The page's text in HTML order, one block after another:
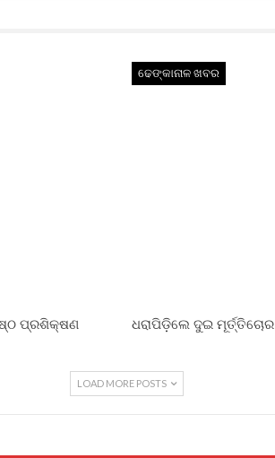
ପ୍ରଶିକ୍ଷଣ
ଢେଙ୍କାନାଳ ଖବର
ଧରାପିଡ଼ିଲେ ଦୁଇ ମୂର୍ତ୍ତିଚୋର
LOAD MORE POSTS